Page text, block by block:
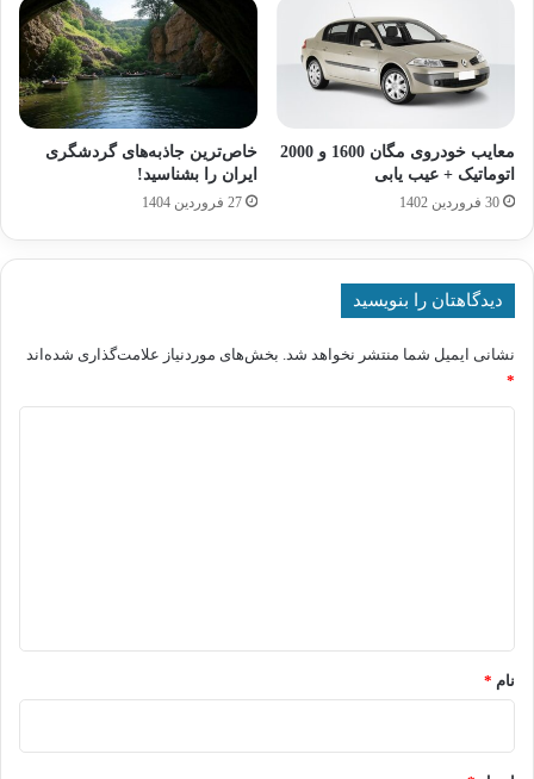
معایب خودروی مگان 1600 و 2000
اتوماتیک + عیب یابی
30 فروردین 1402
خاص‌ترین جاذبه‌های گردشگری
ایران را بشناسید!
27 فروردین 1404
دیدگاهتان را بنویسید
نشانی ایمیل شما منتشر نخواهد شد. بخش‌های موردنیاز علامت‌گذاری شده‌اند
*
نام *